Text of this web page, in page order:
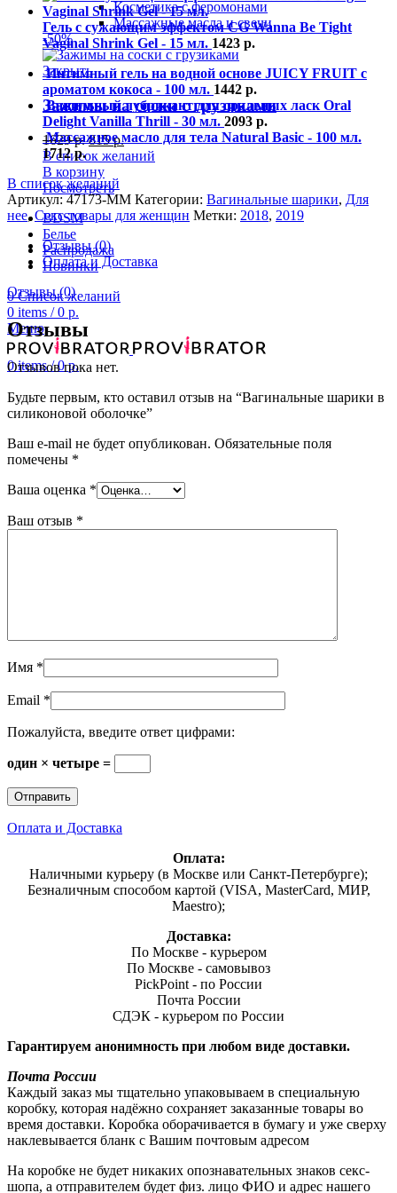
Косметика с феромонами
Массажные масла и свечи
-50%
Закрыть
Зажимы на соски с грузиками
1629р. 815р.
В список желаний
В корзину
Посмотреть
BDSM
Белье
Распродажа
Новинки
0Список желаний
0 items / 0 р.
Меню
0items / 0р.
Гель с сужающим эффектом CG Wanna Be Tight
Vaginal Shrink Gel - 15 мл. 1423 р.
Интимный гель на водной основе JUICY FRUIT с
ароматом кокоса - 100 мл. 1442 р.
Ванильный лубрикант для оральных ласк Oral
Delight Vanilla Thrill - 30 мл. 2093 р.
Массажное масло для тела Natural Basic - 100 мл.
1712р.
В список желаний
Артикул:47173-MM Категории: Вагинальные шарики, Для
нее, Секс-товары для женщин Метки: 2018, 2019
Отзывы (0)
Оплата и Доставка
Отзывы (0)
Отзывы
Отзывов пока нет.
Будьте первым, кто оставил отзыв на “Вагинальные шарики в
силиконовой оболочке”
Ваш e-mail не будет опубликован. Обязательные поля
помечены *
Ваша оценка *
Ваш отзыв *
Имя *
Email *
Пожалуйста, введите ответ цифрами:
один × четыре =
Оплата и Доставка
Оплата:
Наличными курьеру (в Москве или Санкт-Петербурге);
Безналичным способом картой (VISA, MasterCard, МИР,
Maestro);
Доставка:
По Москве - курьером
По Москве - самовывоз
PickPoint - по России
Почта России
СДЭК - курьером по России
Гарантируем анонимность при любом виде доставки.
Почта России
Каждый заказ мы тщательно упаковываем в специальную
коробку, которая надёжно сохраняет заказанные товары во
время доставки. Коробка оборачивается в бумагу и уже сверху
наклевывается бланк с Вашим почтовым адресом
На коробке не будет никаких опознавательных знаков секс-
шопа, а отправителем будет физ. лицо ФИО и адрес нашего